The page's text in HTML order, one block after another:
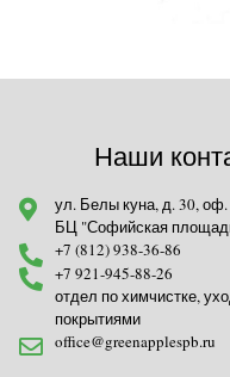
Наши
ул. Белы куна, д. 30, оф.
БЦ "Софийская
+7 (812) 938-36-86
+7 921-945-88-26
отдел по химчистке,
покрытиями
office@greenapplespb.ru